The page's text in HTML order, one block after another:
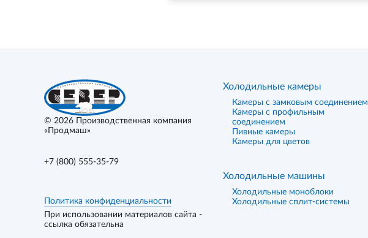
© 2026
Производственная компания
«Продмаш»
+7 (800) 555-35-79
Политика конфиденциальности
При использовании материалов сайта -
ссылка обязательна
Холодильные камеры
Камеры с замковым соединением
Камеры с профильным
соединением
Пивные камеры
Камеры для цветов
Холодильные машины
Холодильные моноблоки
Холодильные сплит-системы